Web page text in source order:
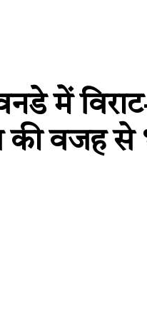
में
वजह से